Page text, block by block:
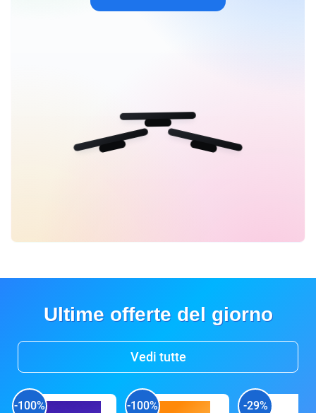
Ultime offerte del giorno
Vedi tutte
-100% -100% -29%